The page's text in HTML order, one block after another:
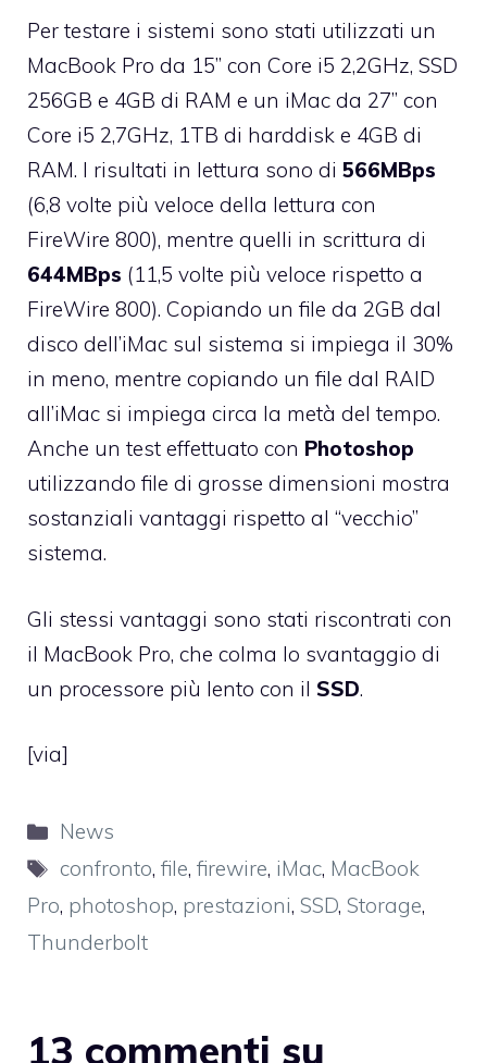
Per testare i sistemi sono stati utilizzati un
MacBook Pro da 15” con Core i5 2,2GHz, SSD
256GB e 4GB di RAM e un iMac da 27” con
Core i5 2,7GHz, 1TB di harddisk e 4GB di
RAM. I risultati in lettura sono di 566MBps
(6,8 volte più veloce della lettura con
FireWire 800), mentre quelli in scrittura di
644MBps (11,5 volte più veloce rispetto a
FireWire 800). Copiando un file da 2GB dal
disco dell’iMac sul sistema si impiega il 30%
in meno, mentre copiando un file dal RAID
all’iMac si impiega circa la metà del tempo.
Anche un test effettuato con Photoshop
utilizzando file di grosse dimensioni mostra
sostanziali vantaggi rispetto al “vecchio”
sistema.
Gli stessi vantaggi sono stati riscontrati con
il MacBook Pro, che colma lo svantaggio di
un processore più lento con il SSD.
[via]
Categorie
News
Tag
confronto,file,firewire, iMac, MacBook
Pro, photoshop, prestazioni, SSD, Storage,
Thunderbolt
13 commenti su